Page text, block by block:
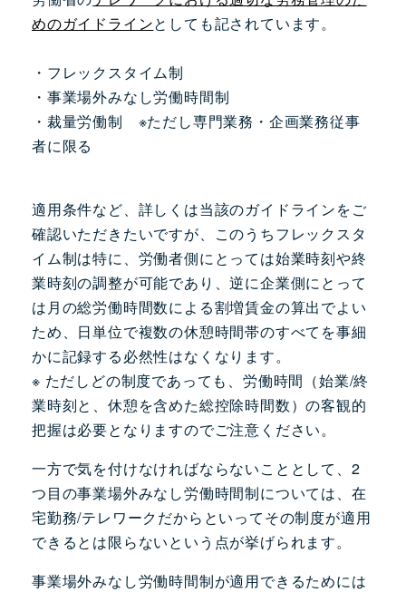
めのガイドラインとしても記されています。
・フレックスタイム制
・事業場外みなし労働時間制
・裁量労働制 ※ただし専門業務・企画業務従事
者に限る
適用条件など、詳しくは当該のガイドラインをご
確認いただきたいですが、このうちフレックスタ
イム制は特に、労働者側にとっては始業時刻や終
業時刻の調整が可能であり、逆に企業側にとって
は月の総労働時間数による割増賃金の算出でよい
ため、日単位で複数の休憩時間帯のすべてを事細
かに記録する必然性はなくなります。
※ ただしどの制度であっても、労働時間（始業/終
業時刻と、休憩を含めた総控除時間数）の客観的
把握は必要となりますのでご注意ください。
一方で気を付けなければならないこととして、2
つ目の事業場外みなし労働時間制については、在
宅勤務/テレワークだからといってその制度が適用
できるとは限らないという点が挙げられます。
事業場外みなし労働時間制が適用できるためには